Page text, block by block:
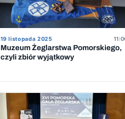
19 listopada 2025
Muzeum Żeglarstwa Pomorskiego,
czyli zbiór wyjątkowy